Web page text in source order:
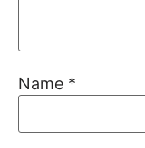
Name *